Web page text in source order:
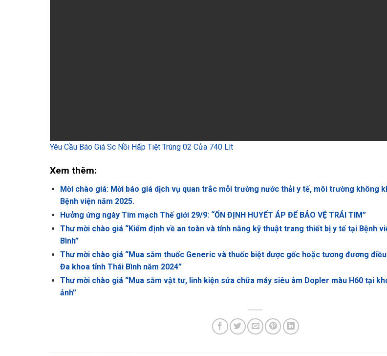
Yêu Cầu Báo Giá Sc Nồi Hấp Tiệt Trùng 02 Cửa 740 Lít
Xem thêm:
Mời chào giá: Mời báo giá dịch vụ quan trắc mỗi trường nước thải y tế, môi trường không
Bệnh viện năm 2025.
Hưởng ứng ngày Tim mạch Thế giới 29/9: “ỔN ĐỊNH HUYẾT ÁP ĐỂ BẢO VỆ TRÁI TIM”
Thư mời chào giá “Kiểm định về an toàn và tính năng kỹ thuật trang thiết bị y tế tại Bệnh
Bình”
Thư mời chào giá “Mua sắm thuốc Generic và thuốc biệt dược gốc hoặc tương đương
Đa khoa tỉnh Thái Bình năm 2024”
Thư mời chào giá “Mua sắm vật tư, linh kiện sửa chữa máy siêu âm Dopler màu H60 tại
ảnh”